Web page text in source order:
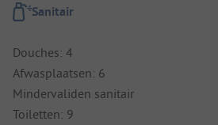
Sanitair
Douches: 4
Afwasplaatsen: 6
Mindervaliden sanitair
Toiletten: 9